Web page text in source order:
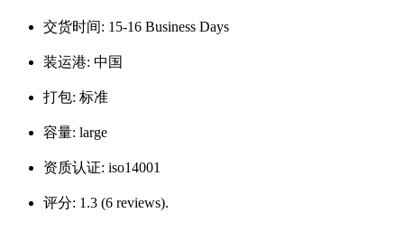
交货时间: 15-16 Business Days
装运港: 中国
打包: 标准
容量: large
资质认证: iso14001
评分: 1.3 (6 reviews).